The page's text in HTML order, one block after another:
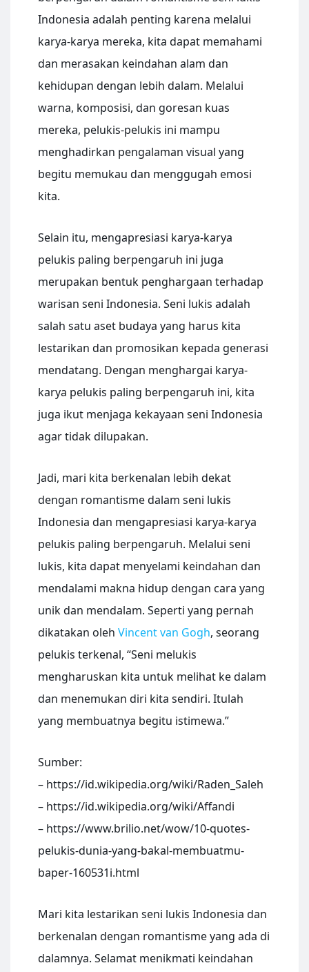
Indonesia adalah penting karena melalui
karya-karya mereka, kita dapat memahami
dan merasakan keindahan alam dan
kehidupan dengan lebih dalam. Melalui
warna, komposisi, dan goresan kuas
mereka, pelukis-pelukis ini mampu
menghadirkan pengalaman visual yang
begitu memukau dan menggugah emosi
kita.
Selain itu, mengapresiasi karya-karya
pelukis paling berpengaruh ini juga
merupakan bentuk penghargaan terhadap
warisan seni Indonesia. Seni lukis adalah
salah satu aset budaya yang harus kita
lestarikan dan promosikan kepada generasi
mendatang. Dengan menghargai karya-
karya pelukis paling berpengaruh ini, kita
juga ikut menjaga kekayaan seni Indonesia
agar tidak dilupakan.
Jadi, mari kita berkenalan lebih dekat
dengan romantisme dalam seni lukis
Indonesia dan mengapresiasi karya-karya
pelukis paling berpengaruh. Melalui seni
lukis, kita dapat menyelami keindahan dan
mendalami makna hidup dengan cara yang
unik dan mendalam. Seperti yang pernah
dikatakan oleh Vincent van Gogh, seorang
pelukis terkenal, “Seni melukis
mengharuskan kita untuk melihat ke dalam
dan menemukan diri kita sendiri. Itulah
yang membuatnya begitu istimewa.”
Sumber:
– https://id.wikipedia.org/wiki/Raden_Saleh
– https://id.wikipedia.org/wiki/Affandi
– https://www.brilio.net/wow/10-quotes-
pelukis-dunia-yang-bakal-membuatmu-
baper-160531i.html
Mari kita lestarikan seni lukis Indonesia dan
berkenalan dengan romantisme yang ada di
dalamnya. Selamat menikmati keindahan